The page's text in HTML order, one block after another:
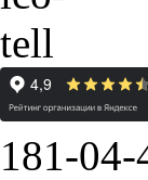
181-04-